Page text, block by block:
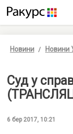
Новини Новини
Суд у
6 бер 2017, 10:21